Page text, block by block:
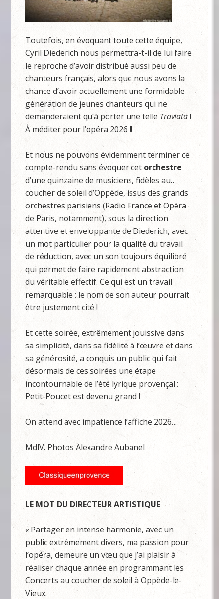
Toutefois, en évoquant toute cette équipe,
Cyril Diederich nous permettra-t-il de lui faire
le reproche d’avoir distribué aussi peu de
chanteurs français, alors que nous avons la
chance d’avoir actuellement une formidable
génération de jeunes chanteurs qui ne
demanderaient qu’à porter une telle Traviata!
À méditer pour l’opéra 2026 !!
Et nous ne pouvons évidemment terminer ce
compte-rendu sans évoquer cet orchestre
d’une quinzaine de musiciens, fidèles au…
coucher de soleil d’Oppède, issus des grands
orchestres parisiens (Radio France et Opéra
de Paris, notamment), sous la direction
attentive et enveloppante de Diederich, avec
un mot particulier pour la qualité du travail
de réduction, avec un son toujours équilibré
qui permet de faire rapidement abstraction
du véritable effectif. Ce qui est un travail
remarquable : le nom de son auteur pourrait
être justement cité !
Et cette soirée, extrêmement jouissive dans
sa simplicité, dans sa fidélité à l’œuvre et dans
sa générosité, a conquis un public qui fait
désormais de ces soirées une étape
incontournable de l’été lyrique provençal :
Petit-Poucet est devenu grand !
On attend avec impatience l’affiche 2026…
MdlV. Photos Alexandre Aubanel
LE MOT DU DIRECTEUR ARTISTIQUE
« Partager en intense harmonie, avec un
public extrêmement divers, ma passion pour
l’opéra, demeure un vœu que j’ai plaisir à
réaliser chaque année en programmant les
Concerts au coucher de soleil à Oppède-le-
Vieux.